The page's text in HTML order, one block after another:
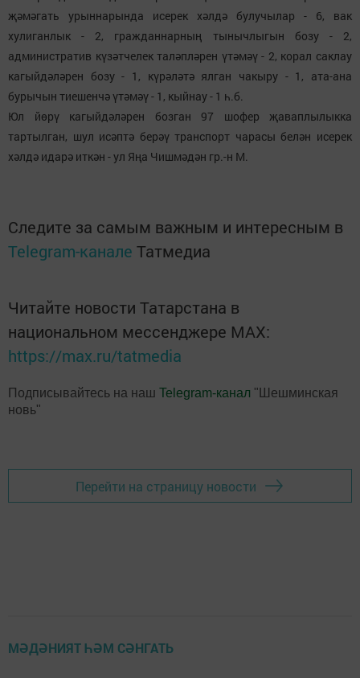
җәмәгать урыннарында исерек хәлдә булучылар - 6, вак
хулиганлык - 2, гражданнарның тынычлыгын бозу - 2,
административ күзәтчелек таләпләрен үтәмәү - 2, корал саклау
кагыйдәләрен бозу - 1, күрәләтә ялган чакыру - 1, ата-ана
бурычын тиешенчә үтәмәү - 1, кыйнау - 1 һ.б.
Юл йөрү кагыйдәләрен бозган 97 шофер җаваплылыкка
тартылган, шул исәптә берәү транспорт чарасы белән исерек
хәлдә идарә иткән - ул Яңа Чишмәдән гр.-н М.
Следите за самым важным и интересным в
Telegram-канале Татмедиа
Читайте новости Татарстана в
национальном мессенджере MАХ:
https://max.ru/tatmedia
Подписывайтесь на наш Telegram-канал "Шешминская
новь"
Перейти на страницу новости
МӘДӘНИЯТ ҺӘМ СӘНГАТЬ